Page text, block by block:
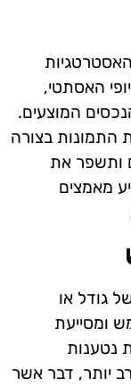
האסתטי,
המוצעים.
התמונות בצורה
ותשפר את
מאמצים
גודל או
ומסייעת
נטענות
יותר, דבר אשר